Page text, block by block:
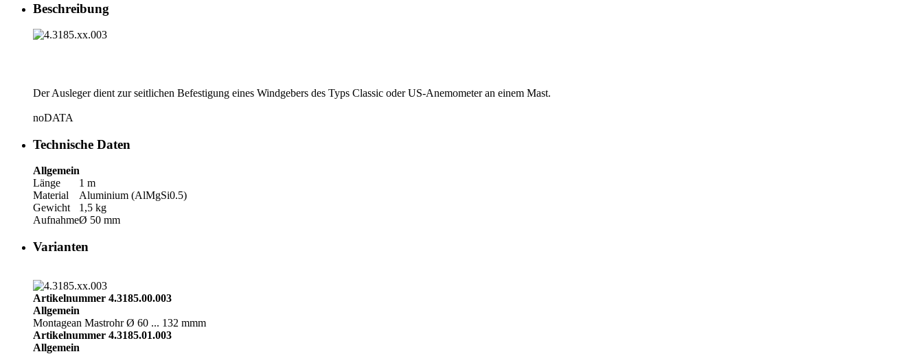
Beschreibung
Der Ausleger dient zur seitlichen Befestigung eines Windgebers des Typs Classic oder US-Anemometer an einem Mast.
noDATA
Technische Daten
Allgemein
Länge
1 m
Material
Aluminium (AlMgSi0.5)
Gewicht
1,5 kg
AufnahmeØ 50 mm
Varianten
Artikelnummer 4.3185.00.003
Allgemein
Montagean Mastrohr Ø 60 ... 132 mmm
Artikelnummer 4.3185.01.003
Allgemein